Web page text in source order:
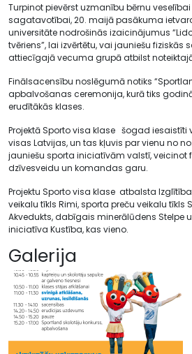
Turpinot pievērst uzmanību bērnu
sagatavotībai, 20. maijā pasākuma
universitāte nodrošinās izaicinājumus
tvēriens”, lai izvērtētu, vai jauniešu
attiecīgajā vecuma grupā atbilst
Finālsacensību noslēgumā notiks
apbalvošanas ceremonija, kurā tiks
erudītākās klases.
Projektā Sporto visa klase šogad iesaistīti
visas Latvijas, un tas kļuvis par vienu no
jauniešu sporta iniciatīvām valstī, veicinot
dzīvesveidu un komandas garu.
Projektu Sporto visa klase atbalsta
veikalu tīkls Rimi, sporta preču veikalu tīkls
Akvedukts, dabīgais minerālūdens Stelpe
iniciatīva Kustība, kas vieno.
Galerija